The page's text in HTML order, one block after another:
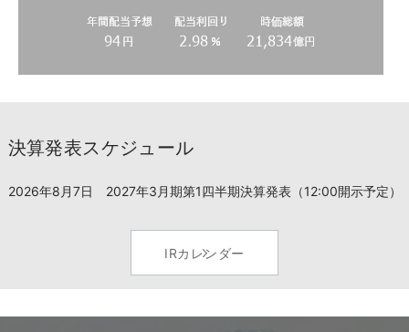
決算発表スケジュール
2026年8月7日 2027年3月期第1四半期決算発表（12:00開示予定）
IRカレンダー